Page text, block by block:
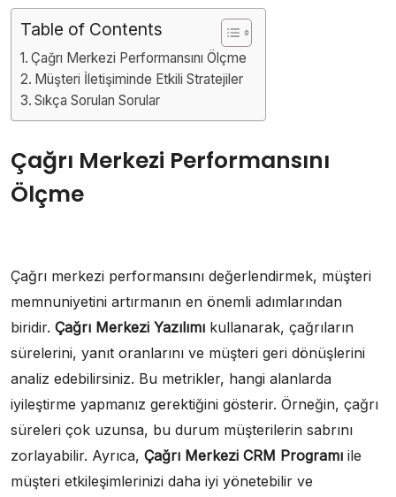
Table of Contents
Çağrı Merkezi Performansını Ölçme
Müşteri İletişiminde Etkili Stratejiler
Sıkça Sorulan Sorular
Çağrı Merkezi Performansını
Ölçme
Çağrı merkezi performansını değerlendirmek, müşteri
memnuniyetini artırmanın en önemli adımlarından
biridir. Çağrı Merkezi Yazılımı kullanarak, çağrıların
sürelerini, yanıt oranlarını ve müşteri geri dönüşlerini
analiz edebilirsiniz. Bu metrikler, hangi alanlarda
iyileştirme yapmanız gerektiğini gösterir. Örneğin, çağrı
süreleri çok uzunsa, bu durum müşterilerin sabrını
zorlayabilir. Ayrıca, Çağrı Merkezi CRM Programı ile
müşteri etkileşimlerinizi daha iyi yönetebilir ve